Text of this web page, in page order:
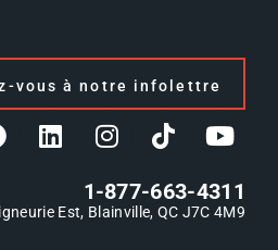
vous à notre infolettre
1-877-663-4311
Est, Blainville, QC J7C 4M9